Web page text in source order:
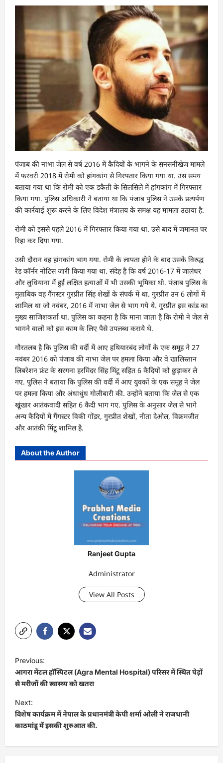
पंजाब की नाभा जेल से वर्ष 2016 में कैदियों के भागने के सनसनीखेज मामले
में फरवरी 2018 में रोमी को हांगकांग से गिरफ्तार किया गया था. उस समय
बताया गया था कि रोमी को एक डकैती के सिलसिले में हांगकांग में गिरफ्तार
किया गया. पुलिस अधिकारी ने बताया था कि पंजाब पुलिस ने उसके प्रत्यर्पण
की कार्रवाई शुरू करने के लिए विदेश मंत्रालय के समक्ष यह मामला उठाया है.
रोमी को इससे पहले 2016 में गिरफ्तार किया गया था. उसे बाद में जमानत पर
रिहा कर दिया गया.
उसी दौरान वह हांगकांग भाग गया. रोमी के लापता होने के बाद उसके विरुद्ध
रेड कॉर्नर नोटिस जारी किया गया था. संदेह है कि वर्ष 2016-17 में जालंधर
और लुधियाना में हुई लक्षित हत्याओं में भी उसकी भूमिका थी. पंजाब पुलिस के
मुताबिक वह गैंगस्टर गुरप्रीत सिंह शेखों के संपर्क में था. गुरप्रीत उन 6 लोगों में
शामिल था जो नवंबर, 2016 में नाभा जेल से भाग गये थे. गुरप्रीत इस कांड का
मुख्य साजिशकर्ता था. पुलिस का कहना है कि माना जाता है कि रोमी ने जेल से
भागने वालों को इस काम के लिए पैसे उपलब्ध कराये थे.
गौरतलब है कि पुलिस की वर्दी में आए हथियारबंद लोगों के एक समूह ने 27
नवंबर 2016 को पंजाब की नाभा जेल पर हमला किया और वे खालिस्तान
लिबरेशन फ्रंट के सरगना हरमिंदर सिंह मिंटू सहित 6 कैदियों को छुड़ाकर ले
गए. पुलिस ने बताया कि पुलिस की वर्दी में आए युवकों के एक समूह ने जेल
पर हमला किया और अंधाधुंध गोलीबारी की. उन्होंने बताया कि जेल से एक
खूंखार आतंकवादी सहित 6 कैदी भाग गए. पुलिस के अनुसार जेल से भागे
अन्य कैदियों में गैंगस्टर विकी गोंडर, गुरप्रीत शेखों, नीता देओल, विक्रमजीत
और आतंकी मिंटू शामिल है.
About the Author
Ranjeet Gupta
Administrator
View All Posts
P
o
s
t
n
a
v
Previous:
आगरा मेंटल हॉस्पिटल (Agra Mental Hospital) परिसर में स्थित पेड़ों
से मरीजों की स्वास्थ्य को खतरा
Next:
विशेष कार्यक्रम में नेपाल के प्रधानमंत्री केपी शर्मा ओली ने राजधानी
काठमांडू में इसकी शुरुआत की.